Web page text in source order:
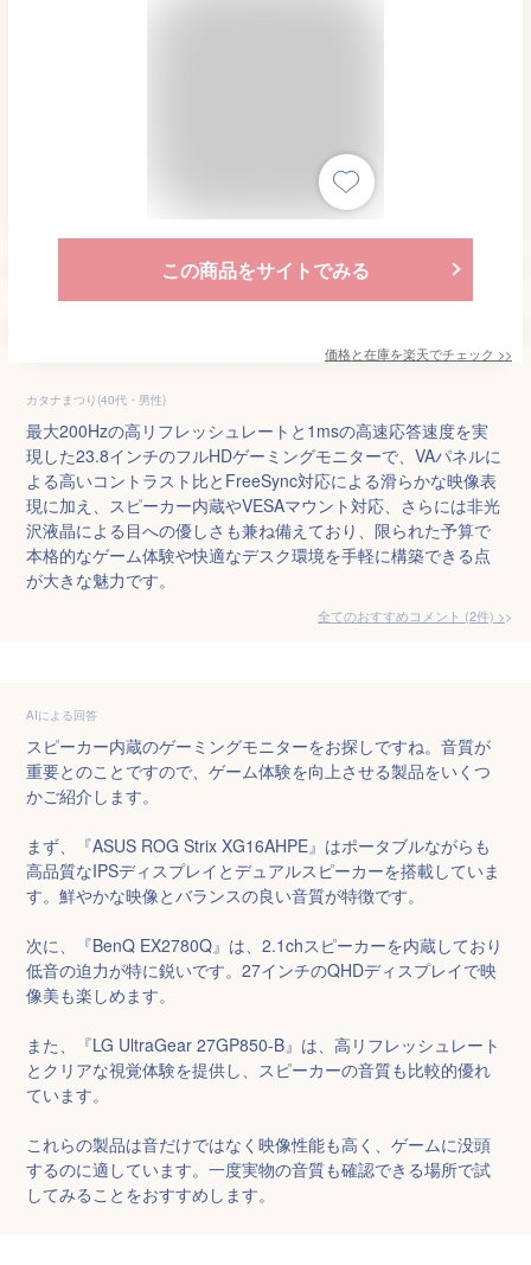
この商品をサイトでみる
価格と在庫を楽天でチェック >>
カタナまつり(40代・男性)
最大200Hzの高リフレッシュレートと1msの高速応答速度を実
現した23.8インチのフルHDゲーミングモニターで、VAパネルに
よる高いコントラスト比とFreeSync対応による滑らかな映像表
現に加え、スピーカー内蔵やVESAマウント対応、さらには非光
沢液晶による目への優しさも兼ね備えており、限られた予算で
本格的なゲーム体験や快適なデスク環境を手軽に構築できる点
が大きな魅力です。
全てのおすすめコメント (2件) >
AIによる回答
スピーカー内蔵のゲーミングモニターをお探しですね。音質が
重要とのことですので、ゲーム体験を向上させる製品をいくつ
かご紹介します。
まず、『ASUS ROG Strix XG16AHPE』はポータブルながらも
高品質なIPSディスプレイとデュアルスピーカーを搭載していま
す。鮮やかな映像とバランスの良い音質が特徴です。
次に、『BenQ EX2780Q』は、2.1chスピーカーを内蔵しており
低音の迫力が特に鋭いです。27インチのQHDディスプレイで映
像美も楽しめます。
また、『LG UltraGear 27GP850-B』は、高リフレッシュレート
とクリアな視覚体験を提供し、スピーカーの音質も比較的優れ
ています。
これらの製品は音だけではなく映像性能も高く、ゲームに没頭
するのに適しています。一度実物の音質も確認できる場所で試
してみることをおすすめします。